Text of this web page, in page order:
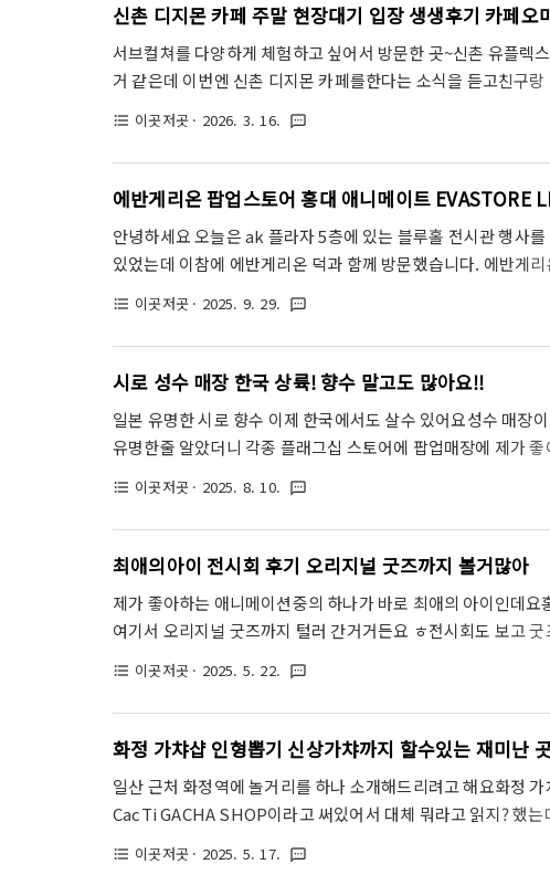
신촌 디지몬 카페 주말 현장대기 입장 생생후기 카페오
서브컬쳐를 다양하게 체험하고 싶어서 방문한 곳~신촌 유플렉
거 같은데 이번엔 신촌 디지몬 카페를한다는 소식을 듣고친구랑
하지 않았다예전에 합정에서 우마무스메 카페는 들어가지도
들어가는 에스컬레이터 타고 바로 내려오시면 카페오마케가
리 먼저 잡아주고 시키러 갔어요다들 가방그냥놓고 시키러가심
format_list_bulleted 이곳저곳 · 2026. 3. 16. textsms
에반게리온 팝업스토어 홍대 애니메이트 EVASTORE
안녕하세요 오늘은 ak 플라자 5층에 있는 블루홀 전시관 행사
있었는데 이참에 에반게리온 덕과 함께 방문했습니다. 에반게
에 진행중입니다애니메이트 홍대점 블루홀으로 오세요.입장료
다. 현재 관련 상품을 구매하면 15000원당 브로마이드 전5종
었습니다EVA STORE LIMITED인데 자유입장을 시켜주다니
format_list_bulleted 이곳저곳 · 2025. 9. 29. textsms
시로 성수 매장 한국 상륙! 향수 말고도 많아요!!
일본 유명한 시로 향수 이제 한국에서도 살수 있어요성수 매장
유명한줄 알았더니 각종 플래그십 스토어에 팝업매장에 제가 좋
차이도 크게 나지 않았어요SHIRO 시로라고 써있는 간판을 보
올거지만 그 전에 낭낭하게 쓸수있을거 같아요 ㅋㅋㅋㅋ인기
스즈란 이에요은방울꽃이라는 뜻이라서 이름만 들어도 시로의
석..
format_list_bulleted 이곳저곳 · 2025. 8. 10. textsms
최애의아이 전시회 후기 오리지널 굿즈까지 볼거많아
제가 좋아하는 애니메이션중의 하나가 바로 최애의 아이인데
여기서 오리지널 굿즈까지 털러 간거거든요 ㅎ전시회도 보고
라자로 간..에이케이플라자랑 덕스는 다른곳입니다 3월 22일
얼마 안남았네요!지하로 내려오면 전시장 입구와 티켓부스가
니다.사실 페이크 히로인인 가 제일 인기가 많은 애니메이션!거
로..
format_list_bulleted 이곳저곳 · 2025. 5. 22. textsms
화정 가챠샵 인형뽑기 신상가챠까지 할수있는 재미난
일산 근처 화정역에 놀거리를 하나 소개해드리려고 해요화정
CacTi GACHA SHOP이라고 써있어서 대체 뭐라고 읽지? 했는
형을 뽑아보아요 바로 이 곳인데요 들어가기 전부터 시선을 강
format_list_bulleted 이곳저곳 · 2025. 5. 17. textsms